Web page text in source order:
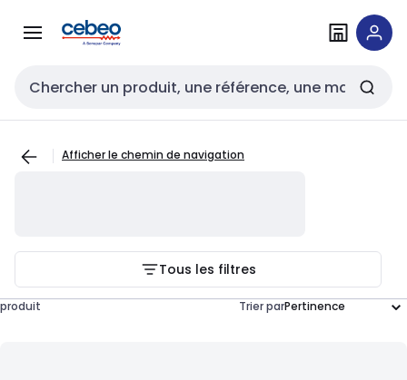
navigationau
Entrée de recherche
Afficher le chemin de navigation
Tous les filtres
produit Trier par